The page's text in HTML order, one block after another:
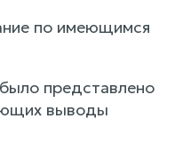
по имеющимся
представлено
выводы